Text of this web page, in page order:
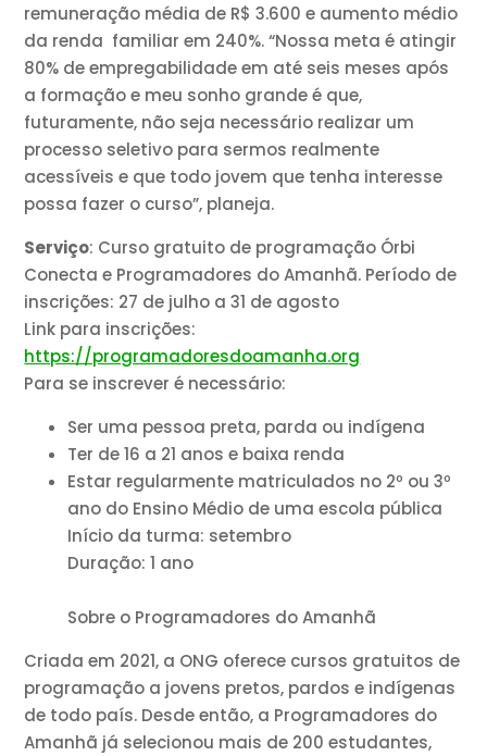
remuneração média de R$ 3.600 e aumento médio
da renda familiar em 240%. “Nossa meta é atingir
80% de empregabilidade em até seis meses após
a formação e meu sonho grande é que,
futuramente, não seja necessário realizar um
processo seletivo para sermos realmente
acessíveis e que todo jovem que tenha interesse
possa fazer o curso”, planeja.
Serviço: Curso gratuito de programação Órbi
Conecta e Programadores do Amanhã. Período de
inscrições: 27 de julho a 31 de agosto
Link para inscrições:
https://programadoresdoamanha.org
Para se inscrever é necessário:
Ser uma pessoa preta, parda ou indígena
Ter de 16 a 21 anos e baixa renda
Estar regularmente matriculados no 2º ou 3º
ano do Ensino Médio de uma escola pública
Início da turma: setembro
Duração: 1 ano
Sobre o Programadores do Amanhã
Criada em 2021, a ONG oferece cursos gratuitos de
programação a jovens pretos, pardos e indígenas
de todo país. Desde então, a Programadores do
Amanhã já selecionou mais de 200 estudantes,